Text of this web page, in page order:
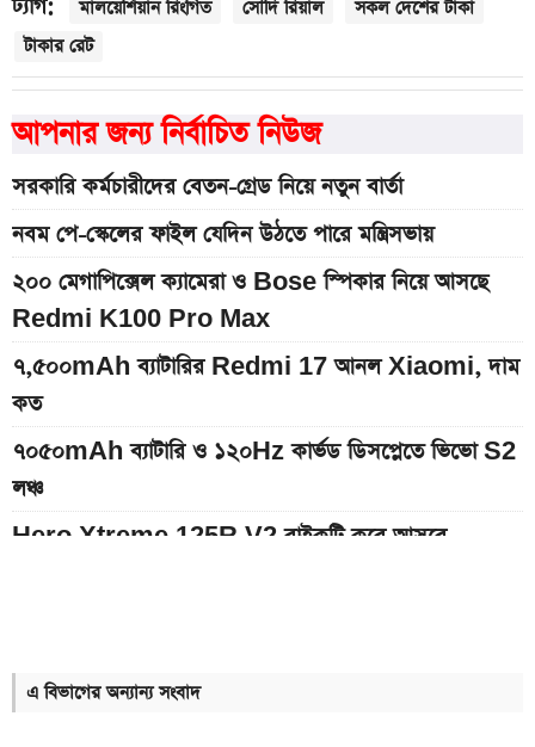
ট্যাগ: মালয়েশিয়ান রিংগিত সৌদি রিয়াল
সকল দেশের টাকা
টাকার রেট
আপনার জন্য নির্বাচিত নিউজ
সরকারি কর্মচারীদের বেতন-গ্রেড নিয়ে নতুন বার্তা
নবম পে-স্কেলের ফাইল যেদিন উঠতে পারে মন্ত্রিসভায়
২০০ মেগাপিক্সেল ক্যামেরা ও Bose স্পিকার নিয়ে আসছে
Redmi K100 Pro Max
৭,৫০০mAh ব্যাটারির Redmi 17 আনল Xiaomi, দাম
কত
৭০৫০mAh ব্যাটারি ও ১২০Hz কার্ভড ডিসপ্লেতে ভিভো S2
লঞ্চ
Hero Xtreme 125R V2 বাইকটি কবে আসবে
আজকের স্বর্ণের বাজারদর: ০৮ আগস্ট ২০২৬
ইন্টার মায়ামি বনাম মন্তের ম্যাচ; সরাসরি যেভাবে দেখবেন
এ বিভাগের অন্যান্য সংবাদ